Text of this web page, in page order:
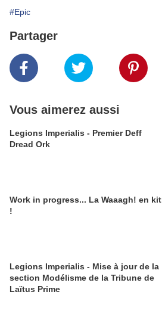
#Epic
Partager
Vous aimerez aussi
Legions Imperialis - Premier Deff
Dread Ork
Work in progress... La Waaagh! en kit
!
Legions Imperialis - Mise à jour de la
section Modélisme de la Tribune de
Laïtus Prime